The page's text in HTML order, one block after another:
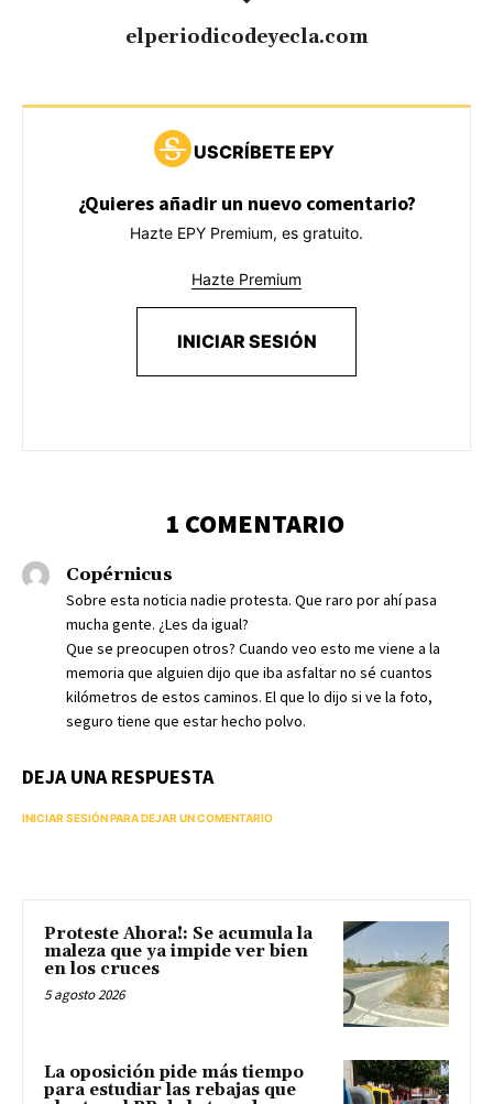
elperiodicodeyecla.com
USCRÍBETE EPY
¿Quieres añadir un nuevo comentario?
Hazte EPY Premium, es gratuito.
Hazte Premium
INICIAR SESIÓN
1 COMENTARIO
Copérnicus
Sobre esta noticia nadie protesta. Que raro por ahí pasa
mucha gente. ¿Les da igual?
Que se preocupen otros? Cuando veo esto me viene a la
memoria que alguien dijo que iba asfaltar no sé cuantos
kilómetros de estos caminos. El que lo dijo si ve la foto,
seguro tiene que estar hecho polvo.
DEJA UNA RESPUESTA
INICIAR SESIÓN PARA DEJAR UN COMENTARIO
Proteste Ahora!: Se acumula la
maleza que ya impide ver bien
en los cruces
5 agosto 2026
La oposición pide más tiempo
para estudiar las rebajas que